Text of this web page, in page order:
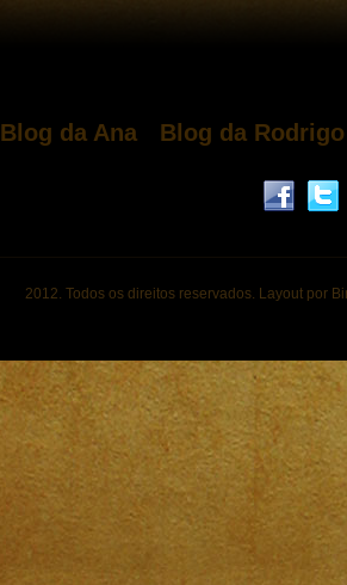
Blog da Ana Blog da Rodrigo
2012. Todos os direitos reservados. Layout por